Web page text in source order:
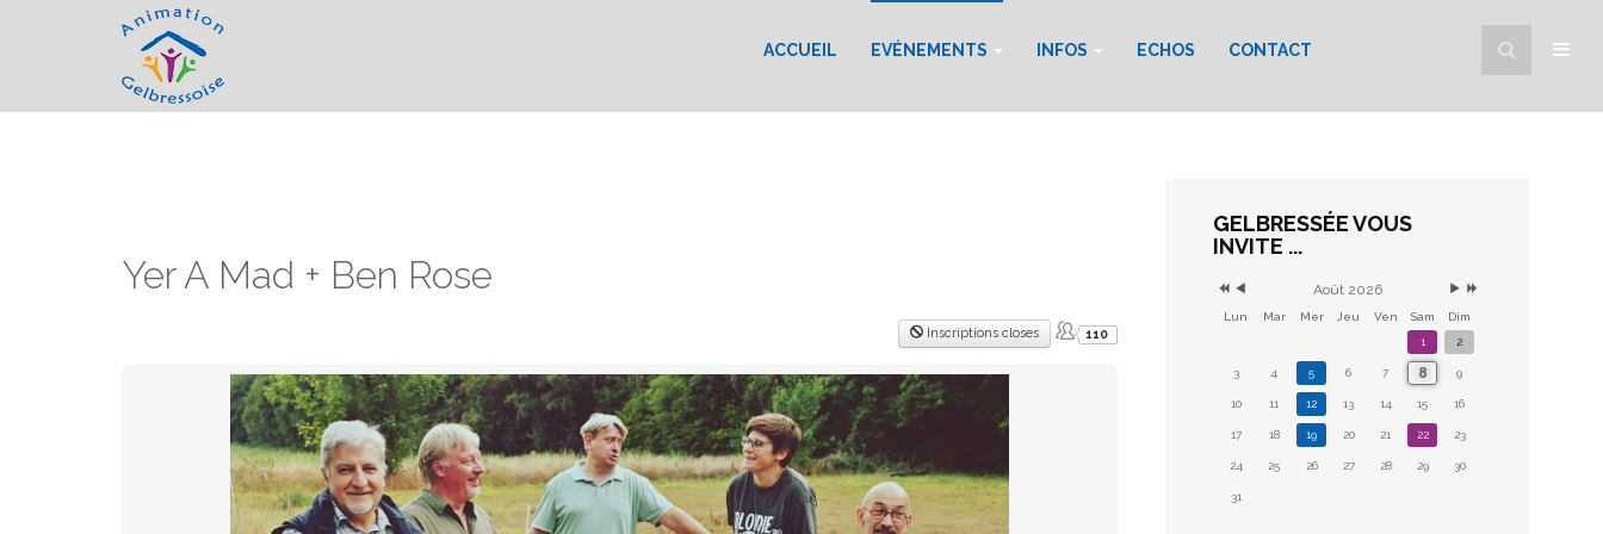
ACCUEIL EVÉNEMENTS INFOS ECHOS CONTACT
Yer A Mad + Ben Rose
Inscriptions closes 110
GELBRESSÉE VOUS
INVITE ...
Août 2026
Lun Mar Mer Jeu Ven Sam
Dim
1
2
3 4 5 6 7 8 9
10 11 12 13 14 15 16
17 18 19 20 21 22 23
24 25 26 27 28 29 30
31